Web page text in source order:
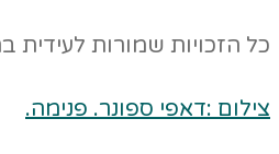
כל הזכויות שמורות לעידית
צילום :דאפי ספונר. פנימה.